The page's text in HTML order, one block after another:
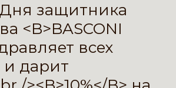
защитника
<B>BASCONI
всех
дарит